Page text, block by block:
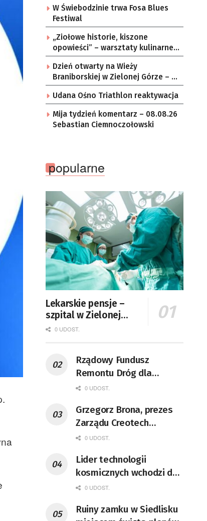
W Świebodzinie trwa Fosa Blues
Festiwal
„Ziołowe historie, kiszone
opowieści” – warsztaty kulinarne w
zielonogórskich sołectwach
Dzień otwarty na Wieży
Braniborskiej w Zielonej Górze – po
raz ostatni w tym roku
Udana Ośno Triathlon reaktywacja
Mija tydzień komentarz – 08.08.26
Sebastian Ciemnoczołowski
popularne
Lekarskie pensje –
szpital w Zielonej
Górze podaje dane
0 UDOST.
Rządowy Fundusz
Remontu Dróg dla
województwa lubuskiego
0 UDOST.
Grzegorz Brona, prezes
Zarządu Creotech
Instruments S.A. Fizyk,
pracownik CERN w
Genewie, przedsiębiorca i
nauczyciel akademicki,
fizycznych, koordynator
0 UDOST.
Lider technologii
kosmicznych wchodzi do
Lubuskiego
0 UDOST.
Ruiny zamku w Siedlisku